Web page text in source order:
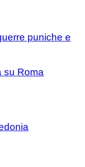
puniche e
su Roma